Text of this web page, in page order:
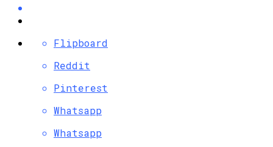
Flipboard
Reddit
Pinterest
Whatsapp
Whatsapp